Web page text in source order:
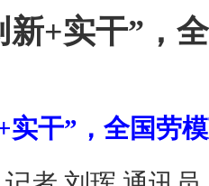
新+实干”，
实干”，全国劳